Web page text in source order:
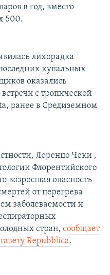
в год, вместо
500.
лихорадка
купальных
оказались
с тропической
ранее в Средиземном
Лоренцо Чеки ,
Флорентийского
возросшая опасность
от перегрева
заболеваемости и
стран, сообщает
Repubblica.